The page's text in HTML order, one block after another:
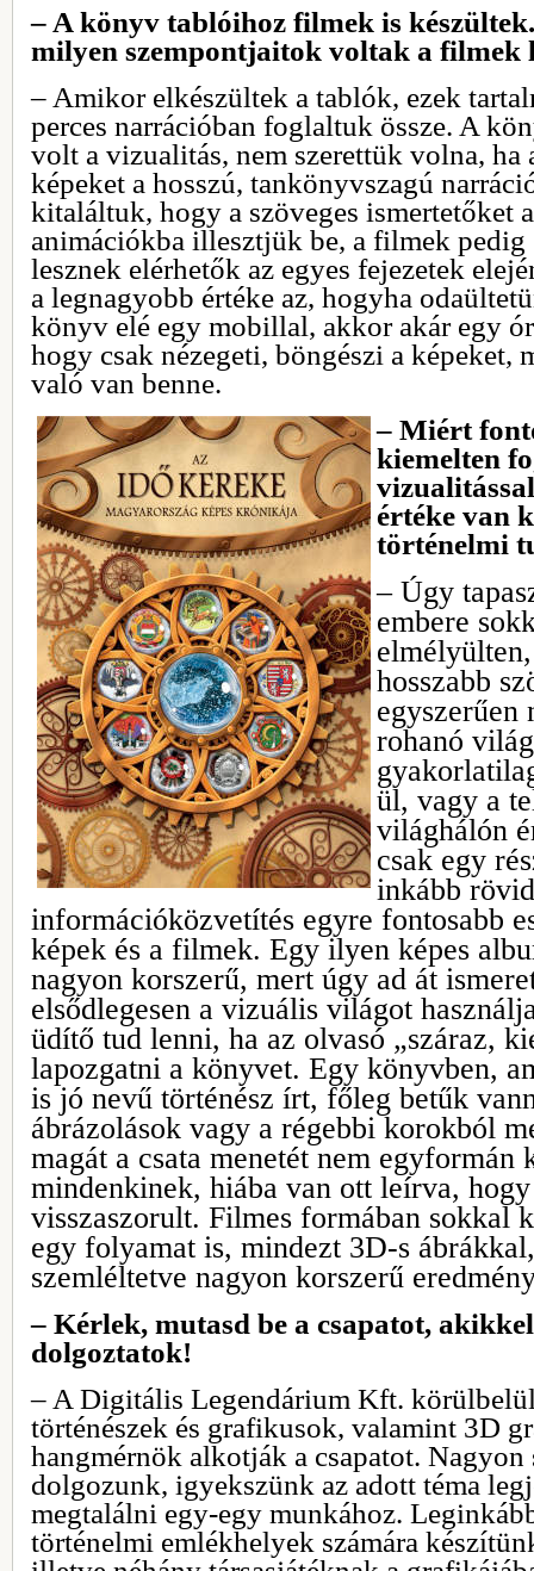
– A könyv tablóihoz filmek is
milyen szempontjaitok voltak a filmek
– Amikor elkészültek a tablók, ezek
perces narrációban foglaltuk össze. A
volt a vizualitás, nem szerettük volna, ha
képeket a hosszú, tankönyvszagú
kitaláltuk, hogy a szöveges ismertetőket
animációkba illesztjük be, a filmek
lesznek elérhetők az egyes fejezetek
a legnagyobb értéke az, hogyha
könyv elé egy mobillal, akkor akár egy
hogy csak nézegeti, böngészi a képeket,
való van benne.
– Miért
kiemelten
értéke van
történelmi
– Úgy
embere
hosszabb
egyszerűen
rohanó
ül, vagy a
világhálón
csak egy
inkább
információközvetítés egyre fontosabb
képek és a filmek. Egy ilyen képes
nagyon korszerű, mert úgy ad át
elsődlegesen a vizuális világot
üdítő tud lenni, ha az olvasó „száraz,
lapozgatni a könyvet. Egy könyvben,
is jó nevű történész írt, főleg betűk
ábrázolások vagy a régebbi korokból
magát a csata menetét nem egyformán
mindenkinek, hiába van ott leírva,
visszaszorult. Filmes formában sokkal
egy folyamat is, mindezt 3D-s
szemléltetve nagyon korszerű
– Kérlek, mutasd be a csapatot,
dolgoztatok!
– A Digitális Legendárium Kft.
történészek és grafikusok, valamint 3D
hangmérnök alkotják a csapatot.
dolgozunk, igyekszünk az adott téma
megtalálni egy-egy munkához.
történelmi emlékhelyek számára